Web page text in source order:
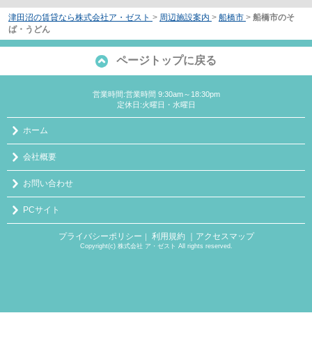
津田沼の賃貸なら株式会社ア・ゼスト > 周辺施設案内 > 船橋市 > 船橋市のそ
ば・うどん
ページトップに戻る
営業時間:営業時間 9:30am～18:30pm
定休日:火曜日・水曜日
ホーム
会社概要
お問い合わせ
PCサイト
プライバシーポリシー ｜ 利用規約 ｜アクセスマップ
Copyright(c) 株式会社 ア・ゼスト All rights reserved.